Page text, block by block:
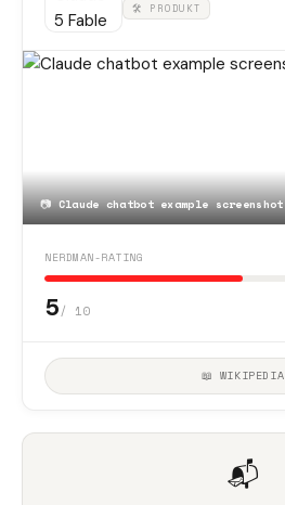
🛠 PRODUKT
📷Claude chatbot example screenshot
NERDMAN-RATING
5/ 10
📖 WIKIPEDIA
📬